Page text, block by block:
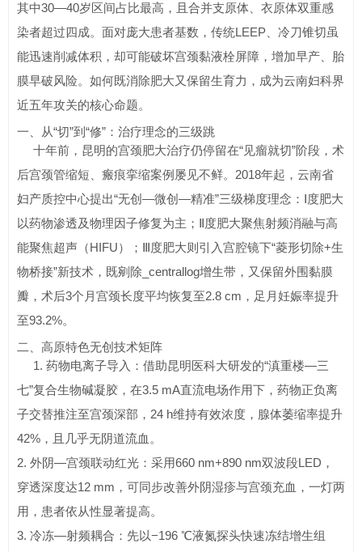
其中30—40岁区间占比最高，且合并支原体、衣原体双重感
染者超过四成。面对庞大患者基数，传统LEEP、冷刀锥切虽
能迅速削减体积，却可能破坏宫颈黏液栓屏障，增加早产、胎
膜早破风险。如何既消除肥大又保留生育力，成为云南妇科界
近五年攻关的核心命题。
一、从“切”到“修”：治疗理念的三级跳
十年前，昆明的宫颈肥大治疗仍停留在“见瘤就切”阶段，术
后宫颈管缩短、瘢痕挛缩案例屡见不鲜。2018年起，云南省
妇产质控中心提出“无创—微创—精准”三级梯度理念：Ⅰ度肥大
以药物渗透及物理因子修复为主；Ⅱ度肥大聚焦射频消融与高
能聚焦超声（HIFU）；Ⅲ度肥大则引入宫腔镜下“菱形切除+生
物桥接”新技术，既剜除_centrallog增生带，又保留外围黏膜
瓣，术后3个月宫颈长度平均恢复至2.8 cm，足月妊娠率提升
至93.2%。
二、高原特色无创技术矩阵
1. 药物电离子导入：借助昆明医科大研发的“滇重楼—三
七”复合生物碱凝胶，在3.5 mA直流电场作用下，药物正负离
子交替推注至宫颈深部，24 h维持有效浓度，腺体萎缩率提升
42%，且几乎无阴道流血。
2. 外阴—宫颈联动红光：采用660 nm+890 nm双波段LED，
穿透深度达12 mm，可同步改善外阴湿疹与宫颈充血，一灯两
用，患者依从性显著提高。
3. 冷冻—射频耦合：先以−196 ℃液氮探头快速冻结增生组